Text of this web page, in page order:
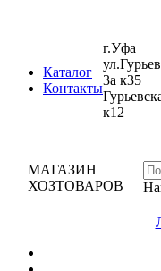
Каталог
Контакты
г.Уфа
3а к35
к12
МАГАЗИН
ХОЗТОВАРОВ